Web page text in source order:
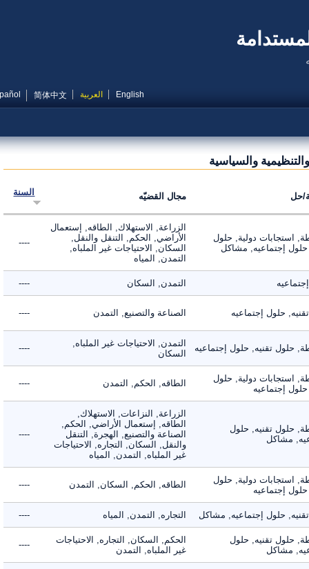
English العربية 简体中文
Español
والسياسية
مجال القضيّه السنة
استجابات دولية, حلول
إجتماعيه, مشاكل
الزراعة, الاستهلاك, الطاقه, إستعمال
الأراضي, الحكم, التنقل والنقل,
السكان, الاحتياجات غير الملباه,
التمدن, المياه
----
التمدن, السكان ----
حلول إجتماعيه الصناعة والتصنيع, التمدن ----
حلول تقنيه, حلول إجتماعيه
التمدن, الاحتياجات غير الملباه,
السكان
----
استجابات دولية, حلول
إجتماعيه
الطاقه, الحكم, التمدن ----
حلول تقنيه, حلول
مشاكل
الزراعة, النزاعات, الاستهلاك,
الطاقه, إستعمال الأراضي, الحكم,
الصناعة والتصنيع, الهجرة, التنقل
والنقل, السكان, التجاره, الاحتياجات
غير الملباه, التمدن, المياه
----
استجابات دولية, حلول
إجتماعيه
الطاقه, الحكم, السكان, التمدن ----
حلول إجتماعيه, مشاكل التجاره, التمدن, المياه ----
حلول تقنيه, حلول
مشاكل
الحكم, السكان, التجاره, الاحتياجات
غير الملباه, التمدن
----